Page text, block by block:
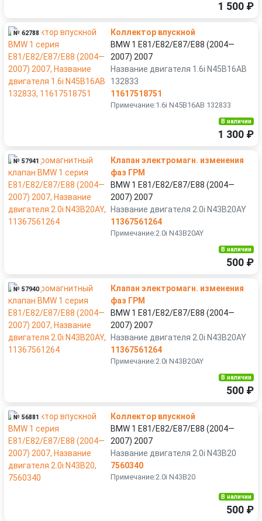
1 500 ₽
№ 62788
Коллектор впускной
BMW 1 E81/E82/E87/E88 (2004—
2007) 2007
Название двигателя 1.6i N45B16AB
132833
11617518751
Примечание:1.6i N45B16AB 132833
В наличии
1 300 ₽
№ 57941
Клапан электромагн. изменения
фаз ГРМ
BMW 1 E81/E82/E87/E88 (2004—
2007) 2007
Название двигателя 2.0i N43B20AY
11367561264
Примечание:2.0i N43B20AY
В наличии
500 ₽
№ 57940
Клапан электромагн. изменения
фаз ГРМ
BMW 1 E81/E82/E87/E88 (2004—
2007) 2007
Название двигателя 2.0i N43B20AY
11367561264
Примечание:2.0i N43B20AY
В наличии
500 ₽
№ 56881
Коллектор впускной
BMW 1 E81/E82/E87/E88 (2004—
2007) 2007
Название двигателя 2.0i N43B20
7560340
Примечание:2.0i N43B20
В наличии
500 ₽